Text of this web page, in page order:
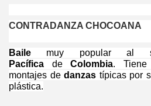
CONTRADANZA CHOCOANA
Baile muy popular
Pacífica deColombia.
montajes de danzas típicas por
plástica.